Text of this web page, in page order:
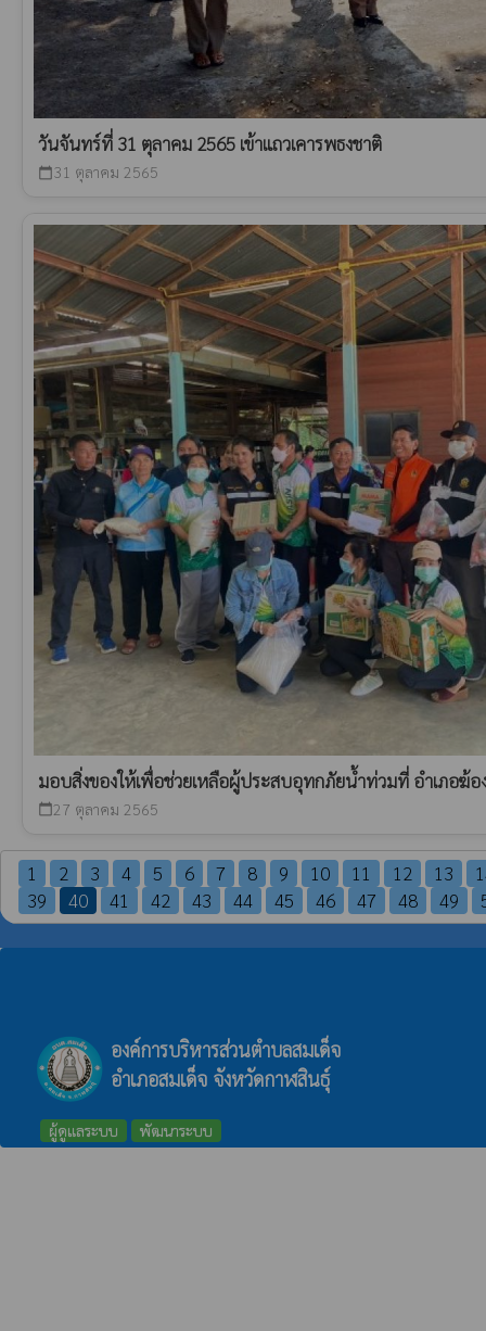
วันจันทร์ที่ 31 ตุลาคม 2565 เข้าแถวเคารพธงชาติ
calendar_today31 ตุลาคม 2565
มอบสิ่งของให้เพื่อช่วยเหลือผู้ประสบอุทกภัยน้ำท่วมที่ อำเภอฆ้
calendar_today27 ตุลาคม 2565
1 2 3 4 5 6 7 8 9 10 11 12 13
39
40 41 42 43 44 45 46 47 48 49
องค์การบริหารส่วนตำบลสมเด็จ
อำเภอสมเด็จ จังหวัดกาฬสินธุ์
ผู้ดูแลระบบ พัฒนาระบบ